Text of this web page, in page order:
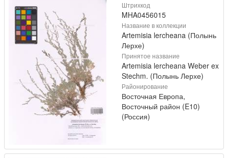
Штрихкод
MHA0456015
Название в коллекции
Artemisia lercheana (Полынь
Лерхе)
Принятое название
Artemisia lercheana Weber ex
Stechm. (Полынь Лерхе)
Районирование
Восточная Европа,
Восточный район (E10)
(Россия)